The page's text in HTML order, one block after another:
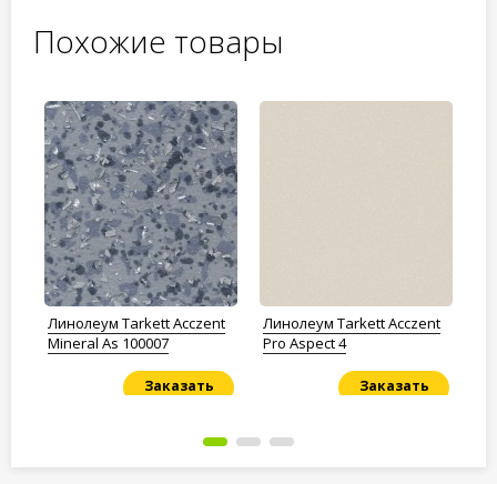
Похожие товары
Линолеум Tarkett Acczent
Mineral As 100007
Заказать
Линолеум Tarkett Acczent
Pro Aspect 4
Заказать